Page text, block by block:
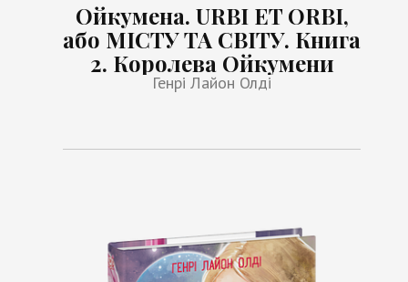
Ойкумена. URBI ET ORBI,
або МІСТУ ТА СВІТУ. Книга
2. Королева Ойкумени
Генрі Лайон Олді